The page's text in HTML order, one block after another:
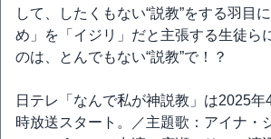
して、したくもない“説教”をする羽目
め」を「イジリ」だと主張する生徒ら
のは、とんでもない“説教”で！？
日テレ「なんで私が神説教」は2025年
時放送スタート。／主題歌：アイナ・